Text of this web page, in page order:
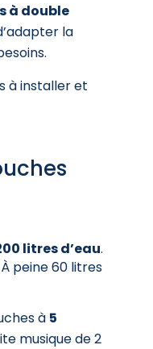
à double
la
à installer et
litres d’eau.
peine 60 litres
à 5
musique de 2